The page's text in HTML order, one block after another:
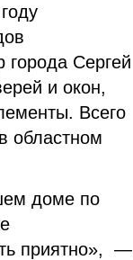
города Сергей
и окон,
Всего
областном
доме по
приятно», —